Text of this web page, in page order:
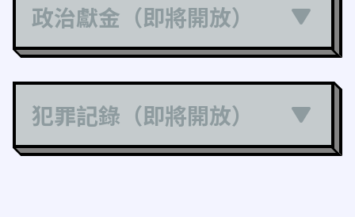
政治獻金（即將開放）
犯罪記錄（即將開放）